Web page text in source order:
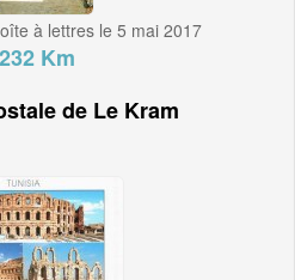
à lettres le 5 mai 2017
Km
de Le Kram